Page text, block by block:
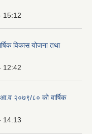
15:12
विकास योजना तथा
12:42
आ.व २०७९/८० को वार्षिक
14:13